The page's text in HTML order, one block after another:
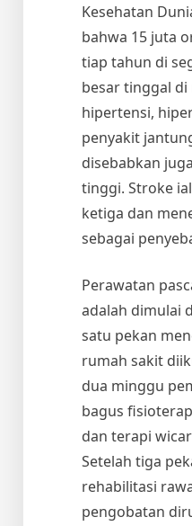
Kesehatan
bahwa 15 juta
tiap tahun di
besar tinggal di
hipertensi,
penyakit
disebabkan
tinggi. Stroke
ketiga dan
sebagai
Perawatan
adalah dimulai
satu pekan
rumah sakit
dua minggu
bagus
dan terapi
Setelah tiga
rehabilitasi
pengobatan